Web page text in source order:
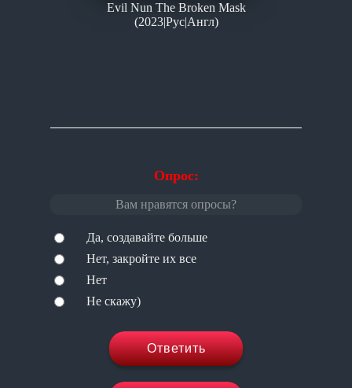
Опрос:
Вам нравятся опросы?
Да, создавайте больше
Нет, закройте их все
Нет
Не скажу)
Ответить
Evil Nun The Broken Mask
(2023|Рус|Англ)